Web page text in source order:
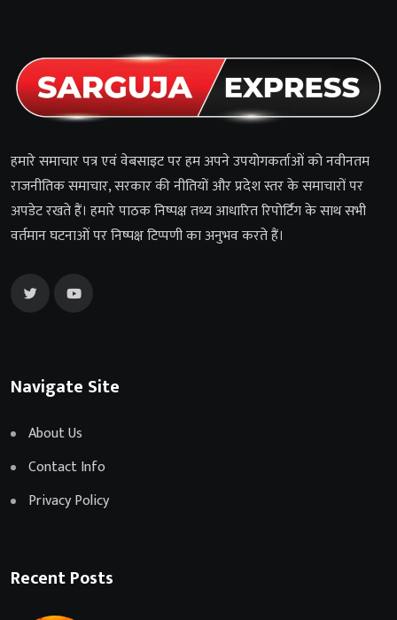
हमारे समाचार पत्र एवं वेबसाइट पर हम अपने उपयोगकर्ताओं को नवीनतम
राजनीतिक समाचार, सरकार की नीतियों और प्रदेश स्तर के समाचारों पर
अपडेट रखते हैं। हमारे पाठक निष्पक्ष तथ्य आधारित रिपोर्टिंग के साथ सभी
वर्तमान घटनाओं पर निष्पक्ष टिप्पणी का अनुभव करते हैं।
Navigate Site
About Us
Contact Info
Privacy Policy
Recent Posts